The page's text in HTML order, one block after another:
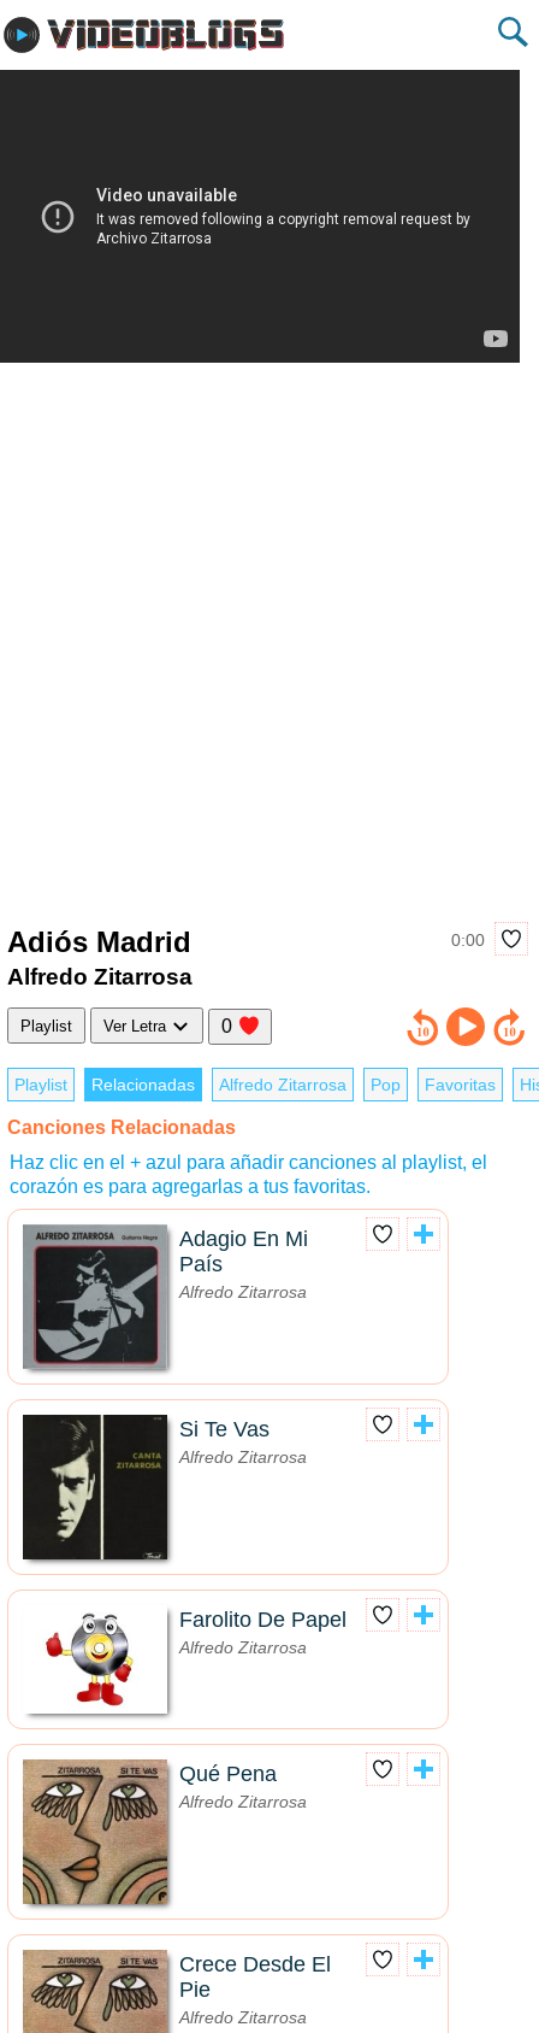
Adiós Madrid 0:00
Alfredo Zitarrosa
Playlist Ver Letra 0
Playlist Relacionadas Alfredo Zitarrosa Pop Favoritas
Canciones Relacionadas
Haz clic en el + azul para añadir canciones al playlist, el
corazón es para agregarlas a tus favoritas.
Adagio En Mi
País
Alfredo Zitarrosa
Si Te Vas
Alfredo Zitarrosa
Farolito De Papel
Alfredo Zitarrosa
Qué Pena
Alfredo Zitarrosa
Crece Desde El
Pie
Alfredo Zitarrosa